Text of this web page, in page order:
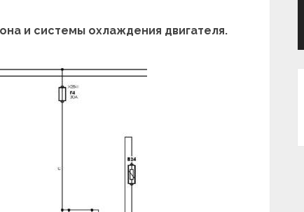
и системы охлаждения двигателя.